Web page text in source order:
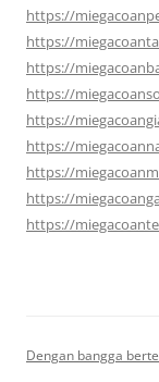
https://
https://
https://
https://
https://
https://
https://
https://
https://
Dengan bangga